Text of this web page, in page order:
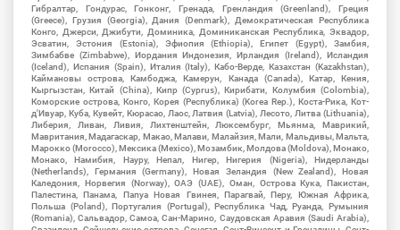
Гибралтар, Гондурас, Гонконг, Гренада, Гренландия (Greenland), Греция
(Greece), Грузия (Georgia), Дания (Denmark), Демократическая Республика
Конго, Джерси, Джибути, Доминика, Доминиканская Республика, Эквадор,
Эсватин, Эстония (Estonia), Эфиопия (Ethiopia), Египет (Egypt), Замбия,
Зимбабве (Zimbabwe), Иордания Индонезия, Ирландия (Ireland), Исландия
(Iceland), Испания (Spain), Италия (Italy), Кабо-Верде, Казахстан (Kazakhstan),
Каймановы острова, Камбоджа, Камерун, Канада (Canada), Катар, Кения,
Кыргызстан, Китай (China), Кипр (Cyprus), Кирибати, Колумбия (Colombia),
Коморские острова, Конго, Корея (Республика) (Korea Rep.), Коста-Рика, Кот-
д'Ивуар, Куба, Кувейт, Кюрасао, Лаос, Латвия (Latvia), Лесото, Литва (Lithuania),
Либерия, Ливан, Ливия, Лихтенштейн, Люксембург, Мьянма, Маврикий,
Мавритания, Мадагаскар, Макао, Малави, Малайзия, Мали, Мальдивы, Мальта,
Марокко (Morocco), Мексика (Mexico), Мозамбик, Молдова (Moldova), Монако,
Монако, Намибия, Науру, Непал, Нигер, Нигерия (Nigeria), Нидерланды
(Netherlands), Германия (Germany), Новая Зеландия (New Zealand), Новая
Каледония, Норвегия (Norway), ОАЭ (UAE), Оман, Острова Кука, Пакистан,
Палестина, Панама, Папуа Новая Гвинея, Парагвай, Перу, Южная Африка,
Польша (Poland), Португалия (Portugal), Республика Чад, Руанда, Румыния
(Romania), Сальвадор, Самоа, Сан-Марино, Саудовская Аравия (Saudi Arabia),